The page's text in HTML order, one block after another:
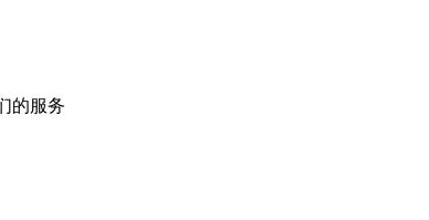
的服务